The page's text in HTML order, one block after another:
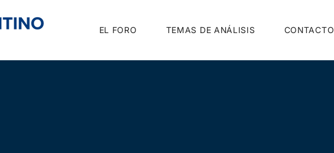
EL FORO TEMAS DE ANÁLISIS CONTACTO